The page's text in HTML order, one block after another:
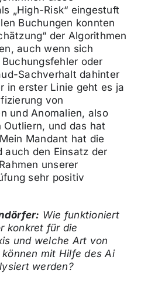
„High-Risk“ eingestuft
Buchungen konnten
der Algorithmen
auch wenn sich
oder
Sachverhalt dahinter
in erster Linie geht es ja
von
und Anomalien, also
Outliern, und das hat
Mandant hat die
auch den Einsatz der
unserer
sehr positiv
Wie funktioniert
konkret für die
und welche Art von
mit Hilfe des Ai
werden?